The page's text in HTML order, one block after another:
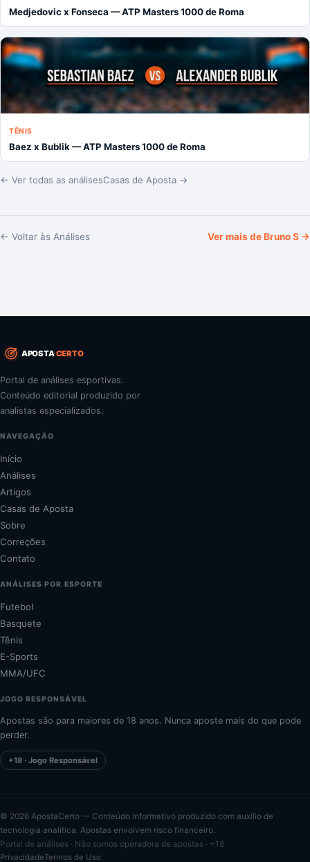
Medjedovic x Fonseca — ATP Masters 1000 de Roma
TÊNIS
Baez x Bublik — ATP Masters 1000 de Roma
← Ver todas as análisesCasas de Aposta →
← Voltar às Análises Ver mais deBruno S →
APOSTACERTO
Portal de análises esportivas.
Conteúdo editorial produzido por
analistas especializados.
NAVEGAÇÃO
Início
Análises
Artigos
Casas de Aposta
Sobre
Correções
Contato
ANÁLISES POR ESPORTE
Futebol
Basquete
Tênis
E-Sports
MMA/UFC
JOGO RESPONSÁVEL
Apostas são para maiores de 18 anos. Nunca aposte mais do que pode
perder.
+18 · Jogo Responsável
© 2026 ApostaCerto — Conteúdo informativo produzido com auxílio de
tecnologia analítica. Apostas envolvem risco financeiro.
Portal de análises · Não somos operadora de apostas · +18
PrivacidadeTermos de Uso